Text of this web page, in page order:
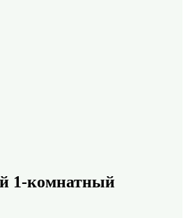
1-комнатный